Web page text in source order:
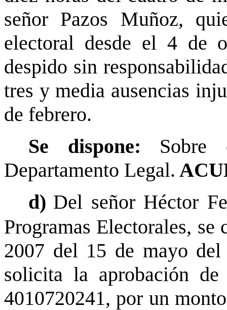
señor Pazos Muñoz,
electoral desde el 4 de
despido sin
tres y media ausencias
de febrero.
Se dispone: Sobre
Departamento Legal.
d) Del señor Héctor
Programas Electorales, se
2007 del 15 de mayo
solicita la aprobación
4010720241, por un